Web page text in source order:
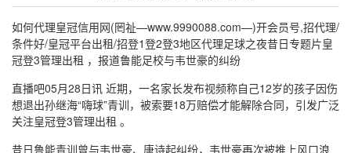
如何代理皇冠信用网(罔祉—www.9990088.com—)开会员号,招代理/
条件好/皇冠平台出租/招登1登2登3地区代理足球之夜昔日专题片皇
冠登3管理出租 ，报道鲁能足校与韦世豪的纠纷
直播吧05月28日讯 近期，一名家长发布视频称自己12岁的孩子因伤
想退出孙继海“嗨球”青训，被索要18万赔偿才能解除合同，引发广泛
关注皇冠登3管理出租 。
昔日鲁能青训曾与韦世豪、唐诗起纠纷，韦世豪再次被推上风口浪